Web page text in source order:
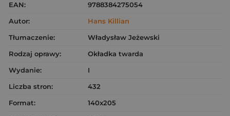
EAN:
9788384275054
Autor:
Hans Killian
Tłumaczenie:
Władysław Jeżewski
Rodzaj oprawy:
Okładka twarda
Wydanie:
I
Liczba stron:
432
Format:
140x205